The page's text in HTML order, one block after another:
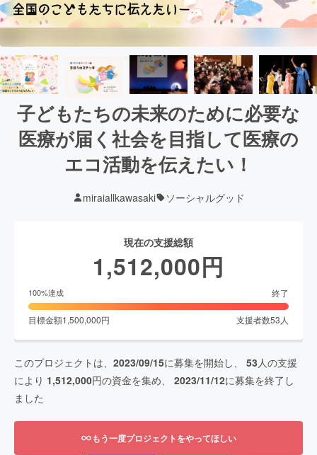
子どもたちの未来のために必要な
医療が届く社会を目指して医療の
エコ活動を伝えたい！
miraiallkawasaki ソーシャルグッド
現在の支援総額
1,512,000円
100%達成 終了
目標金額1,500,000円 支援者数53 人
このプロジェクトは、 2023/09/15に募集を開始し、 53 人の支援
により 1,512,000円の資金を集め、 2023/11/12に募集を終了し
ました
もう一度プロジェクトをやってほしい